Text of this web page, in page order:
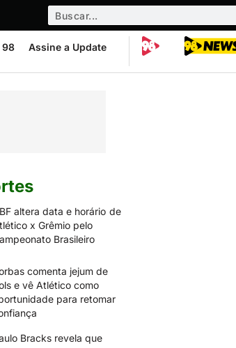
98 Assine a Update
altera data e horário de
x Grêmio pelo
Brasileiro
comenta jejum de
e vê Atlético como
para retomar
Bracks revela que